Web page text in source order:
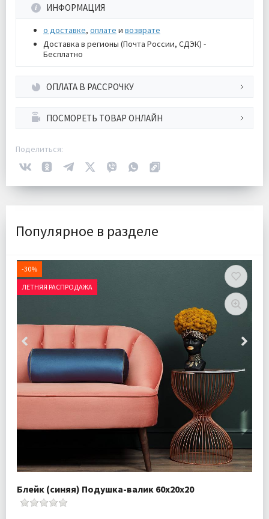
ИНФОРМАЦИЯ
о доставке, оплате и возврате
Доставка в регионы (Почта России, СДЭК) -
Бесплатно
ОПЛАТА В РАССРОЧКУ
ПОСМОРЕТЬ ТОВАР ОНЛАЙН
Поделиться:
Популярное в разделе
-30%
ЛЕТНЯЯ РАСПРОДАЖА
Блейк (синяя) Подушка-валик 60х20х20